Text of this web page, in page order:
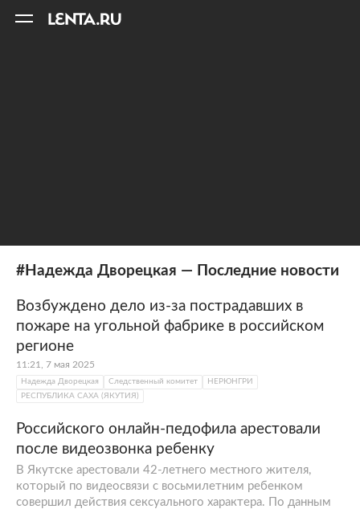
#Надежда Дворецкая — Последние новости
Возбуждено дело из-за пострадавших в
пожаре на угольной фабрике в российском
регионе
11:21, 7 мая 2025
Надежда Дворецкая Следственный комитет
НЕРЮНГРИ
РЕСПУБЛИКА САХА (ЯКУТИЯ)
Российского онлайн-педофила арестовали
после видеозвонка ребенку
В Якутске арестовали 42-летнего местного жителя,
который по видеосвязи с восьмилетним ребенком
совершил действия сексуального характера. По данным